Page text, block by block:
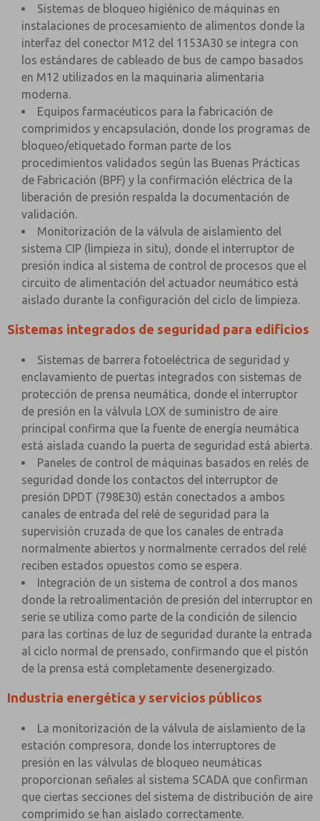
Sistemas de bloqueo higiénico de máquinas en
instalaciones de procesamiento de alimentos donde la
interfaz del conector M12 del 1153A30 se integra con
los estándares de cableado de bus de campo basados
en M12 utilizados en la maquinaria alimentaria
moderna.
Equipos farmacéuticos para la fabricación de
comprimidos y encapsulación, donde los programas de
bloqueo/etiquetado forman parte de los
procedimientos validados según las Buenas Prácticas
de Fabricación (BPF) y la confirmación eléctrica de la
liberación de presión respalda la documentación de
validación.
Monitorización de la válvula de aislamiento del
sistema CIP (limpieza in situ), donde el interruptor de
presión indica al sistema de control de procesos que el
circuito de alimentación del actuador neumático está
aislado durante la configuración del ciclo de limpieza.
Sistemas integrados de seguridad para edificios
Sistemas de barrera fotoeléctrica de seguridad y
enclavamiento de puertas integrados con sistemas de
protección de prensa neumática, donde el interruptor
de presión en la válvula LOX de suministro de aire
principal confirma que la fuente de energía neumática
está aislada cuando la puerta de seguridad está abierta.
Paneles de control de máquinas basados en relés de
seguridad donde los contactos del interruptor de
presión DPDT (798E30) están conectados a ambos
canales de entrada del relé de seguridad para la
supervisión cruzada de que los canales de entrada
normalmente abiertos y normalmente cerrados del relé
reciben estados opuestos como se espera.
Integración de un sistema de control a dos manos
donde la retroalimentación de presión del interruptor en
serie se utiliza como parte de la condición de silencio
para las cortinas de luz de seguridad durante la entrada
al ciclo normal de prensado, confirmando que el pistón
de la prensa está completamente desenergizado.
Industria energética y servicios públicos
La monitorización de la válvula de aislamiento de la
estación compresora, donde los interruptores de
presión en las válvulas de bloqueo neumáticas
proporcionan señales al sistema SCADA que confirman
que ciertas secciones del sistema de distribución de aire
comprimido se han aislado correctamente.